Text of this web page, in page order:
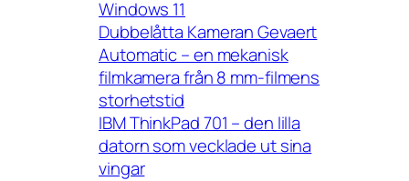
Windows 11
Dubbelåtta Kameran Gevaert
Automatic – en mekanisk
filmkamera från 8 mm-filmens
storhetstid
IBM ThinkPad 701 – den lilla
datorn som vecklade ut sina
vingar